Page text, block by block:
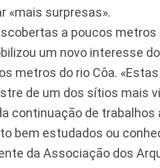
«mais surpresas».
a poucos metros
um novo interesse
metros do rio Côa.
de um dos sítios mais
continuação de trabalhos
bem estudados ou
da Associação dos